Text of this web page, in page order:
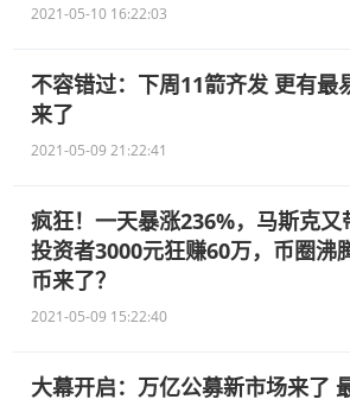
2021-05-10 16:22:03
不容错过：下周11箭齐发 更有最
来了
2021-05-09 21:22:41
疯狂！一天暴涨236%，马斯克
投资者3000元狂赚60万，币圈沸
币来了？
2021-05-09 15:22:40
大幕开启：万亿公募新市场来了